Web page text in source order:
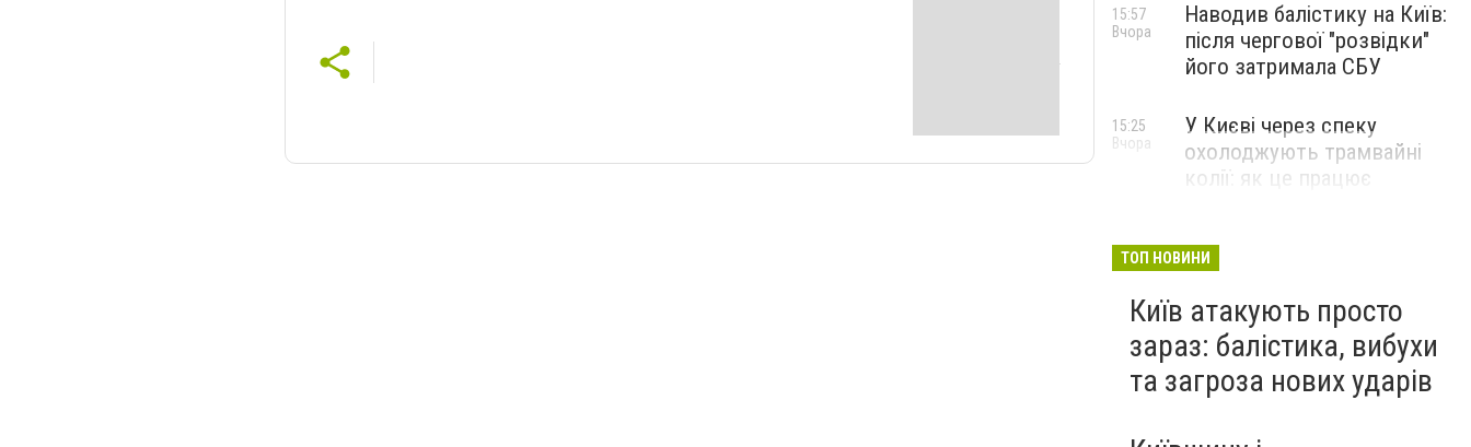
Наводив балістику на Київ:
після чергової "розвідки"
його затримала СБУ
15:57
Вчора
У Києві через спеку
охолоджують трамвайні
колії: як це працює
15:25
Вчора
ТОП НОВИНИ
Київ атакують просто
зараз: балістика, вибухи
та загроза нових ударів